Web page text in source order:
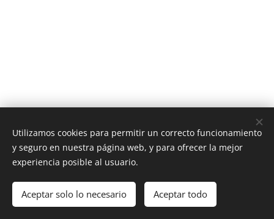
derechos reservados
Creado conWebnode Cookies
Utilizamos cookies para permitir un correcto funcionamiento
y seguro en nuestra página web, y para ofrecer la mejor
experiencia posible al usuario.
Aceptar solo lo necesario Aceptar todo